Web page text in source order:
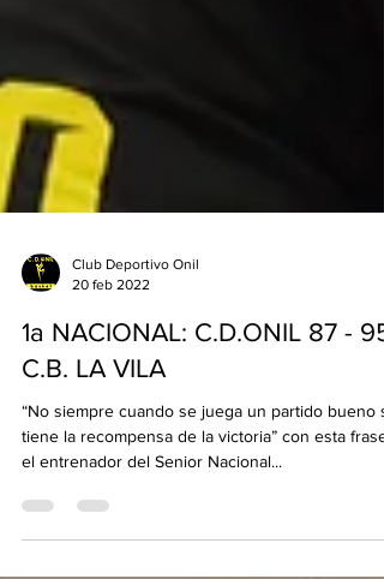
1a NACIONAL: C.D.ONIL 87 - 95
C.B. LA VILA
“No siempre cuando se juega un partido bueno
tiene la recompensa de la victoria” con esta frase,